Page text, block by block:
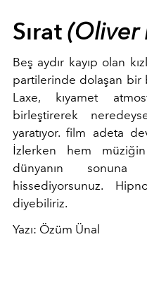
Sırat(Oliver
Beş aydır kayıp olan
partilerinde dolaşan
Laxe, kıyamet
birleştirerek
yaratıyor. film adeta
İzlerken hem
dünyanın
hissediyorsunuz.
diyebiliriz.
Yazı: Özüm Ünal